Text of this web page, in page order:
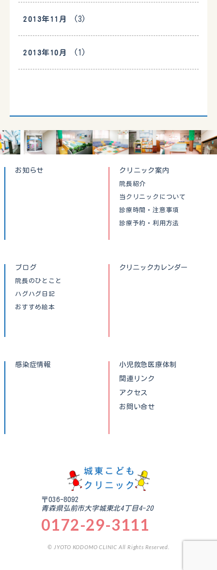
2013年11月 (3)
2013年10月 (1)
お知らせ クリニック案内
院長紹介
当クリニックについて
診療時間・注意事項
診療予約・利用方法
ブログ
院長のひとこと
ハグハグ日記
おすすめ絵本
クリニックカレンダー
感染症情報
小児救急医療体制
関連リンク
アクセス
お問い合せ
〒036-8092
青森県弘前市大字城東北4丁目4-20
0172-29-3111
© JYOTO KODOMO CLINIC All Rights Reserved.